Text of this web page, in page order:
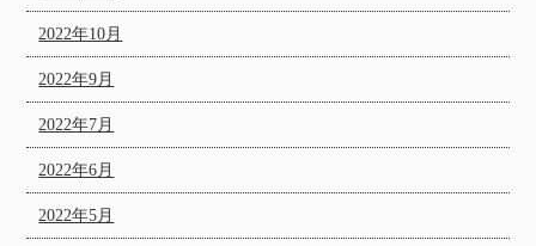
2022年10月
2022年9月
2022年7月
2022年6月
2022年5月